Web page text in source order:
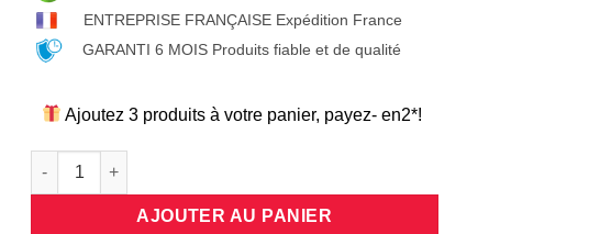
ENTREPRISE FRANÇAISE Expédition France
GARANTI 6 MOIS Produits fiable et de qualité
Ajoutez 3 produits à votre panier, payez- en2*!
quantité de Montre homme chronographe pour homme en acier
AJOUTER AU PANIER